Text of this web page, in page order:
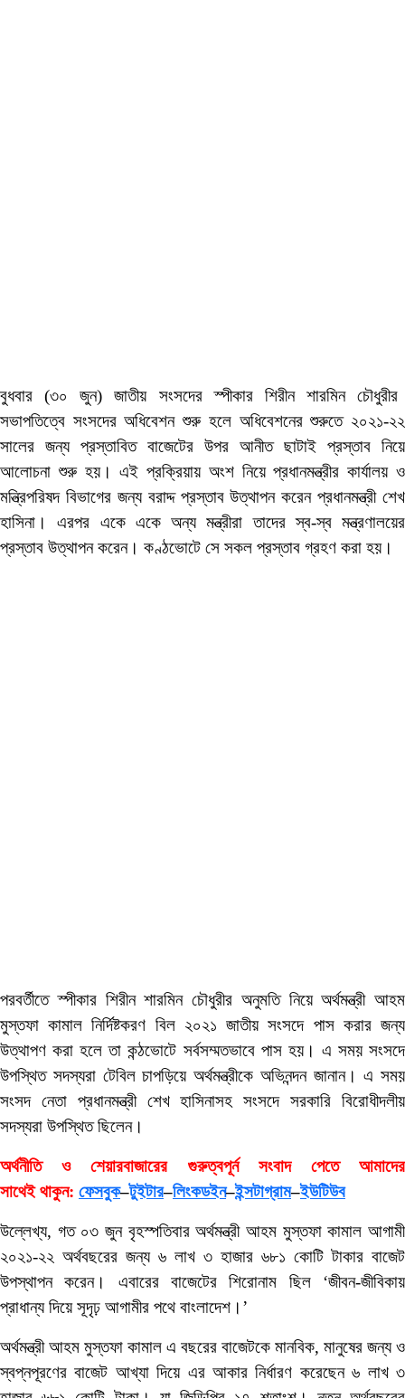
বুধবার (৩০ জুন) জাতীয় সংসদের স্পীকার শিরীন শারমিন চৌধুরীর
সভাপতিত্বে সংসদের অধিবেশন শুরু হলে অধিবেশনের শুরুতে ২০২১-২২
সালের জন্য প্রস্তাবিত বাজেটের উপর আনীত ছাটাই প্রস্তাব নিয়ে
আলোচনা শুরু হয়। এই প্রক্রিয়ায় অংশ নিয়ে প্রধানমন্ত্রীর কার্যালয় ও
মন্ত্রিপরিষদ বিভাগের জন্য বরাদ্দ প্রস্তাব উত্থাপন করেন প্রধানমন্ত্রী শেখ
হাসিনা। এরপর একে একে অন্য মন্ত্রীরা তাদের স্ব-স্ব মন্ত্রণালয়ের
প্রস্তাব উত্থাপন করেন। কণ্ঠভোটে সে সকল প্রস্তাব গ্রহণ করা হয়।
পরবর্তীতে স্পীকার শিরীন শারমিন চৌধুরীর অনুমতি নিয়ে অর্থমন্ত্রী আহম
মুস্তফা কামাল নির্দিষ্টকরণ বিল ২০২১ জাতীয় সংসদে পাস করার জন্য
উত্থাপণ করা হলে তা কন্ঠভোটে সর্বসম্মতভাবে পাস হয়। এ সময় সংসদে
উপস্থিত সদস্যরা টেবিল চাপড়িয়ে অর্থমন্ত্রীকে অভিনন্দন জানান। এ সময়
সংসদ নেতা প্রধানমন্ত্রী শেখ হাসিনাসহ সংসদে সরকারি বিরোধীদলীয়
সদস্যরা উপস্থিত ছিলেন।
অর্থনীতি ও শেয়ারবাজারের গুরুত্বপূর্ন সংবাদ পেতে আমাদের
সাথেই থাকুন: ফেসবুক–টুইটার–লিংকডইন–ইন্সটাগ্রাম–ইউটিউব
উল্লেখ্য, গত ০৩ জুন বৃহস্পতিবার অর্থমন্ত্রী আহম মুস্তফা কামাল আগামী
২০২১-২২ অর্থবছরের জন্য ৬ লাখ ৩ হাজার ৬৮১ কোটি টাকার বাজেট
উপস্থাপন করেন। এবারের বাজেটের শিরোনাম ছিল ‘জীবন-জীবিকায়
প্রাধান্য দিয়ে সূদৃঢ় আগামীর পথে বাংলাদেশ।’
অর্থমন্ত্রী আহম মুস্তফা কামাল এ বছরের বাজেটকে মানবিক, মানুষের জন্য ও
স্বপ্নপূরণের বাজেট আখ্যা দিয়ে এর আকার নির্ধারণ করেছেন ৬ লাখ ৩